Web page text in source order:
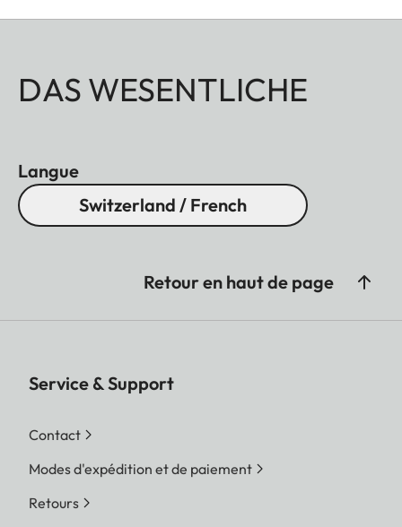
DAS WESENTLICHE
Langue
Switzerland / French
Retour en haut de page
Service & Support
Contact
Modes d'expédition et de paiement
Retours